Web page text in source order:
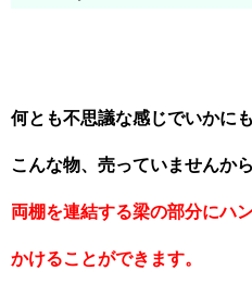
何とも不思議な感じでいかに
こんな物、売っていませんから
両棚を連結する梁の部分にハ
かけることができます。